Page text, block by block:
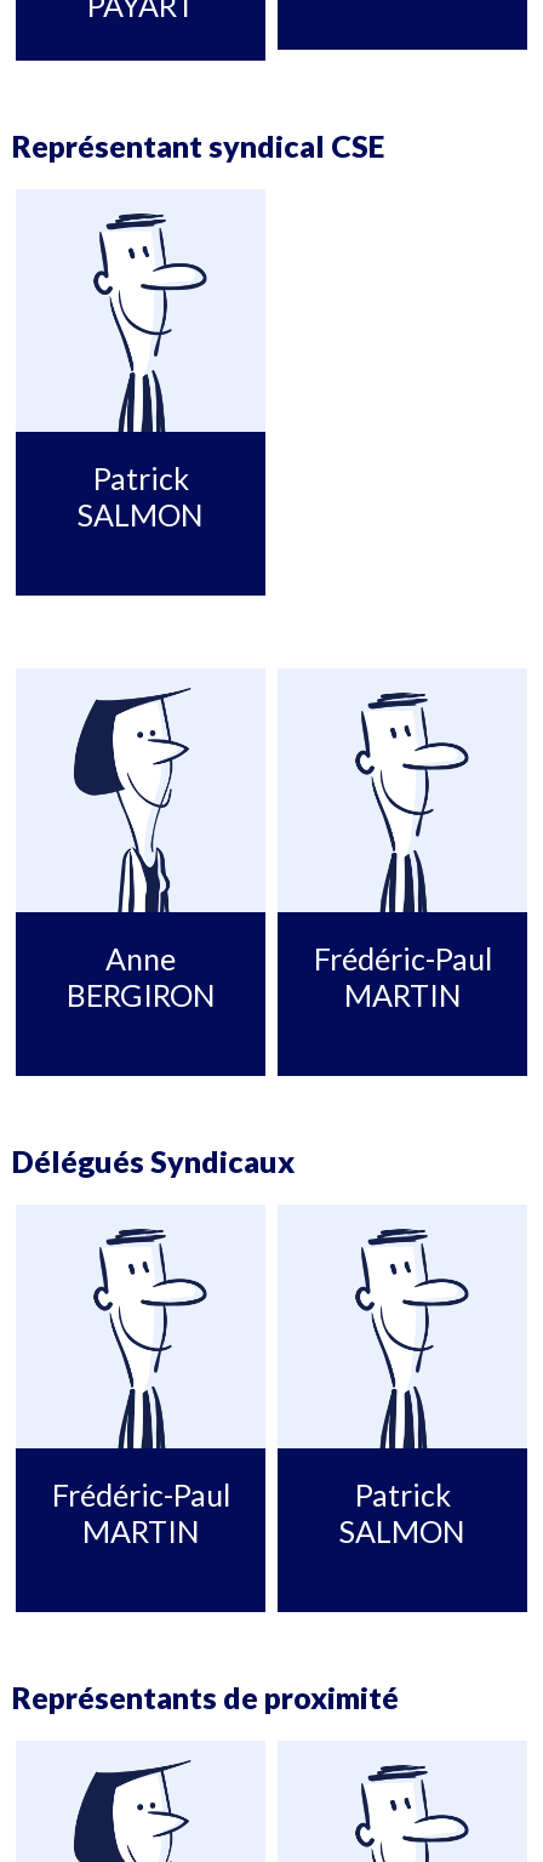
Représentant syndical CSE
Patrick
SALMON
Anne
BERGIRON
Frédéric-Paul
MARTIN
Délégués Syndicaux
Frédéric-Paul
MARTIN
Patrick
SALMON
Représentants de proximité